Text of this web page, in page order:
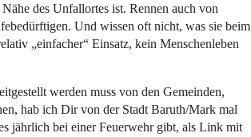
des Unfallortes ist. Rennen auch von
Und wissen oft nicht, was sie beim
„einfacher“ Einsatz, kein Menschenleben
werden muss von den Gemeinden,
hab ich Dir von der Stadt Baruth/Mark mal
jährlich bei einer Feuerwehr gibt, als Link mit